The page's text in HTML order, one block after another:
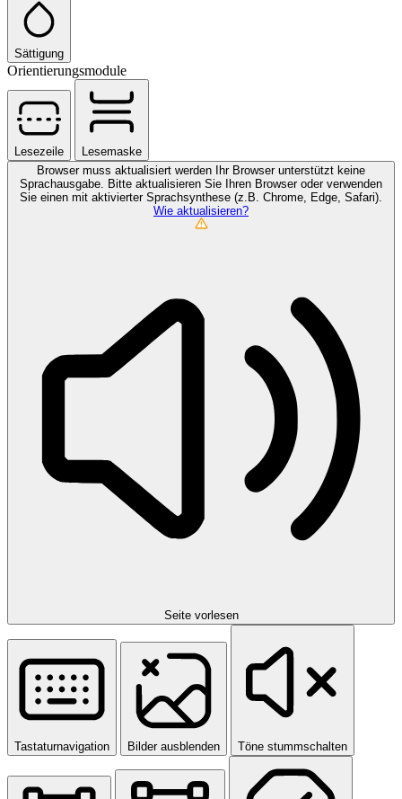
Sättigung
Orientierungsmodule
Lesezeile
Lesemaske
Browser muss aktualisiert werden Ihr Browser unterstützt keine
Sprachausgabe. Bitte aktualisieren Sie Ihren Browser oder verwenden
Sie einen mit aktivierter Sprachsynthese (z.B. Chrome, Edge, Safari).
Wie aktualisieren?
Seite vorlesen
Tastaturnavigation Bilder ausblenden Töne stummschalten